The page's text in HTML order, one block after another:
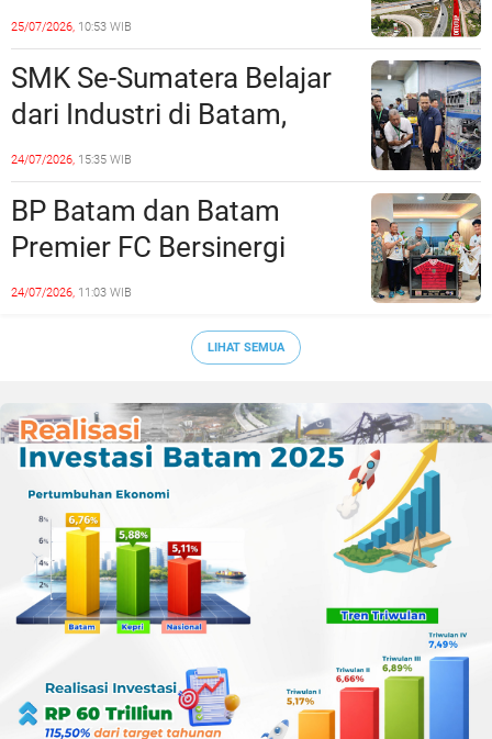
Empat Minggu, Ini Skema
Rekayasa Lalu Lintasnya
25/07/2026, 10:53 WIB
SMK Se-Sumatera Belajar
dari Industri di Batam,
Siapkan Lulusan Siap Kerja
Era Digital
24/07/2026, 15:35 WIB
BP Batam dan Batam
Premier FC Bersinergi
Cetak Generasi Emas
24/07/2026, 11:03 WIB
LIHAT SEMUA